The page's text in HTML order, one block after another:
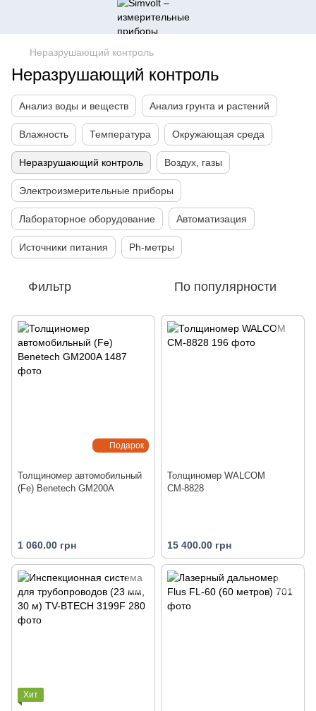
Неразрушающий контроль
Неразрушающий контроль
Анализ воды и веществ Анализ грунта и растений
Влажность Температура Окружающая среда
Неразрушающий контроль Воздух, газы
Электроизмерительные приборы
Лабораторное оборудование Автоматизация
Источники питания Ph-метры
Фильтр По популярности
Подарок
Толщиномер автомобильный
(Fe) Benetech GM200A
1 060.00 грн
Толщиномер WALCOM
СМ-8828
15 400.00 грн
Хит